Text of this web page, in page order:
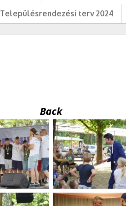
Településrendezési terv 2024
Back